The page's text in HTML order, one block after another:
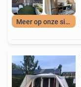
Meer op onze site